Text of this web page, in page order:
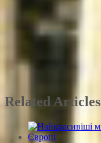
Related Articles